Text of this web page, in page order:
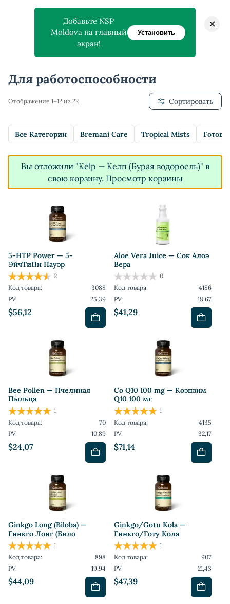
Главная > Магазин > Для работоспособности
Для работоспособности
Отображение 1–12 из 22 Сортировать
Все Категории Bremani Care Tropical Mists
Вы отложили "Kelp — Келп (Бурая водоросль)" в
свою корзину. Просмотр корзины
5-HTP Power — 5-
ЭйчТиПи Пауэр
$56,12
2
Код товара:
3088
PV:
25,39
Aloe Vera Juice — Сок Алоэ
Вера
$41,29
0
Код товара:
4186
PV:
18,67
Bee Pollen — Пчелиная
Пыльца
$24,07
1
Код товара:
70
PV:
10,89
Co Q10 100 mg — Коэнзим
Q10 100 мг
$71,14
1
Код товара:
4135
PV:
32,17
Ginkgo Long (Biloba) —
Гинкго Лонг (Било
$44,09
1
Код товара:
898
PV:
19,94
Ginkgo/Gotu Kola —
Гинкго/Готу Кола
$47,39
1
Код товара:
907
PV:
21,43
Добавьте NSP
Moldova на главный
экран!
Установить
×